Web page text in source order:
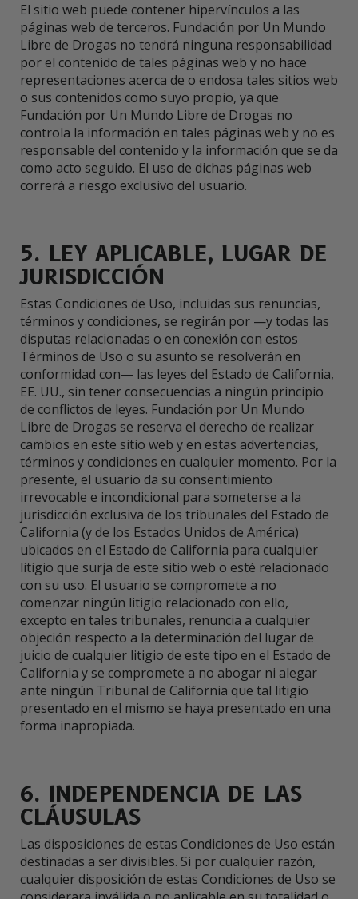
El sitio web puede contener hipervínculos a las
páginas web de terceros. Fundación por Un Mundo
Libre de Drogas no tendrá ninguna responsabilidad
por el contenido de tales páginas web y no hace
representaciones acerca de o endosa tales sitios web
o sus contenidos como suyo propio, ya que
Fundación por Un Mundo Libre de Drogas no
controla la información en tales páginas web y no es
responsable del contenido y la información que se da
como acto seguido. El uso de dichas páginas web
correrá a riesgo exclusivo del usuario.
5. LEY APLICABLE, LUGAR DE
JURISDICCIÓN
Estas Condiciones de Uso, incluidas sus renuncias,
términos y condiciones, se regirán por —y todas las
disputas relacionadas o en conexión con estos
Términos de Uso o su asunto se resolverán en
conformidad con— las leyes del Estado de California,
EE. UU., sin tener consecuencias a ningún principio
de conflictos de leyes. Fundación por Un Mundo
Libre de Drogas se reserva el derecho de realizar
cambios en este sitio web y en estas advertencias,
términos y condiciones en cualquier momento. Por la
presente, el usuario da su consentimiento
irrevocable e incondicional para someterse a la
jurisdicción exclusiva de los tribunales del Estado de
California (y de los Estados Unidos de América)
ubicados en el Estado de California para cualquier
litigio que surja de este sitio web o esté relacionado
con su uso. El usuario se compromete a no
comenzar ningún litigio relacionado con ello,
excepto en tales tribunales, renuncia a cualquier
objeción respecto a la determinación del lugar de
juicio de cualquier litigio de este tipo en el Estado de
California y se compromete a no abogar ni alegar
ante ningún Tribunal de California que tal litigio
presentado en el mismo se haya presentado en una
forma inapropiada.
6. INDEPENDENCIA DE LAS
CLÁUSULAS
Las disposiciones de estas Condiciones de Uso están
destinadas a ser divisibles. Si por cualquier razón,
cualquier disposición de estas Condiciones de Uso se